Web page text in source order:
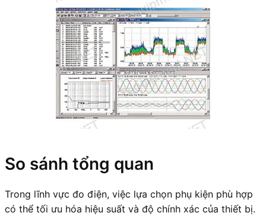
So sánh tổng quan
Trong lĩnh vực đo điện, việc lựa chọn phụ kiện phù hợp
có thể tối ưu hóa hiệu suất và độ chính xác của thiết bị.